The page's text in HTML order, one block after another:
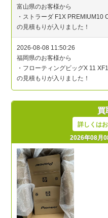
買
詳しくは
2026年08月